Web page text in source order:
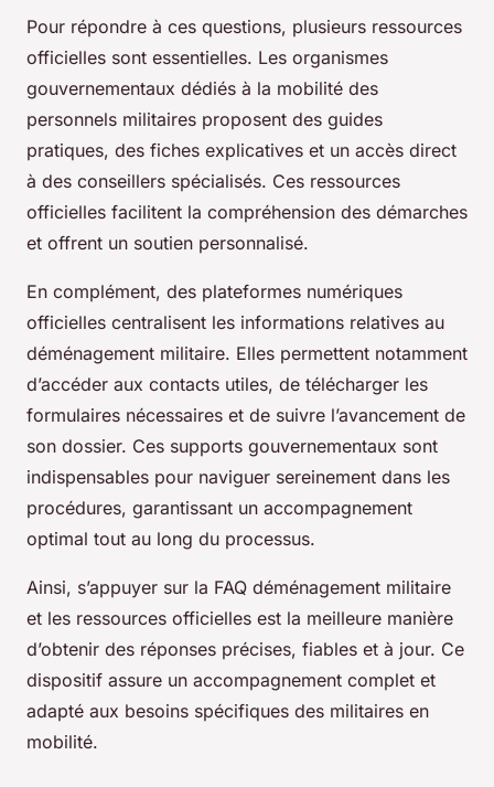
Pour répondre à ces questions, plusieurs ressources
officielles sont essentielles. Les organismes
gouvernementaux dédiés à la mobilité des
personnels militaires proposent des guides
pratiques, des fiches explicatives et un accès direct
à des conseillers spécialisés. Ces ressources
officielles facilitent la compréhension des démarches
et offrent un soutien personnalisé.
En complément, des plateformes numériques
officielles centralisent les informations relatives au
déménagement militaire. Elles permettent notamment
d’accéder aux contacts utiles, de télécharger les
formulaires nécessaires et de suivre l’avancement de
son dossier. Ces supports gouvernementaux sont
indispensables pour naviguer sereinement dans les
procédures, garantissant un accompagnement
optimal tout au long du processus.
Ainsi, s’appuyer sur la FAQ déménagement militaire
et les ressources officielles est la meilleure manière
d’obtenir des réponses précises, fiables et à jour. Ce
dispositif assure un accompagnement complet et
adapté aux besoins spécifiques des militaires en
mobilité.